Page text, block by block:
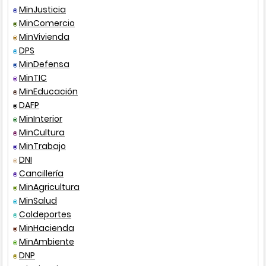
Presencial
Correo
WEB
Presencial
Acuerdo
Ley
Ley
Ley
Constitución
política de
Colombia
MinJusticia
MinComercio
MinVivienda
DPS
MinDefensa
MinTIC
MinEducación
DAFP
MinInterior
MinCultura
MinTrabajo
DNI
Cancillería
MinAgricultura
MinSalud
Coldeportes
MinHacienda
MinAmbiente
DNP